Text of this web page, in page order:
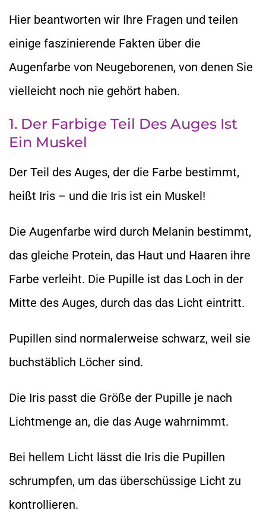
Hier beantworten wir Ihre Fragen und teilen
einige faszinierende Fakten über die
Augenfarbe von Neugeborenen, von denen Sie
vielleicht noch nie gehört haben.
1. Der Farbige Teil Des Auges Ist
Ein Muskel
Der Teil des Auges, der die Farbe bestimmt,
heißt Iris – und die Iris ist ein Muskel!
Die Augenfarbe wird durch Melanin bestimmt,
das gleiche Protein, das Haut und Haaren ihre
Farbe verleiht. Die Pupille ist das Loch in der
Mitte des Auges, durch das das Licht eintritt.
Pupillen sind normalerweise schwarz, weil sie
buchstäblich Löcher sind.
Die Iris passt die Größe der Pupille je nach
Lichtmenge an, die das Auge wahrnimmt.
Bei hellem Licht lässt die Iris die Pupillen
schrumpfen, um das überschüssige Licht zu
kontrollieren.